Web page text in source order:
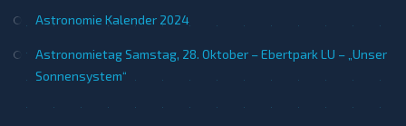
Astronomie Kalender 2024
Astronomietag Samstag, 28. Oktober – Ebertpark LU – „Unser
Sonnensystem“